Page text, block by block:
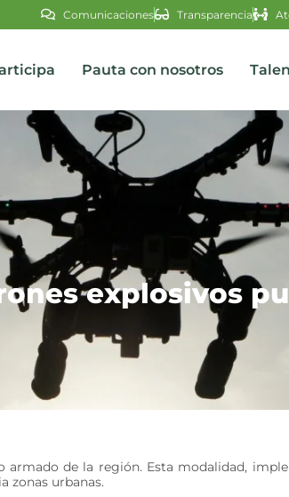
Comunicaciones Transparencia
Pauta con nosotros
explosivos
de la región. Esta modalidad,
zonas urbanas.